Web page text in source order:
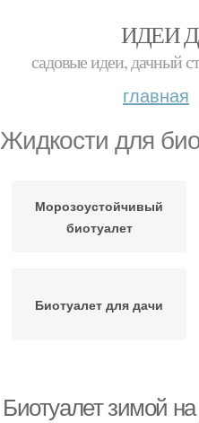
ИДЕИ
садовые идеи, дачный
главная
Жидкости для
Морозоустойчивый
биотуалет
Биотуалет для дачи
Биотуалет зимой